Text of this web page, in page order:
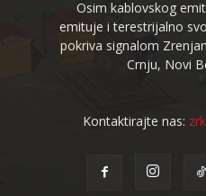
Osim kablovskog
emituje i terestrijalno
pokriva signalom
Crnju, Novi
Kontaktirajte nas: